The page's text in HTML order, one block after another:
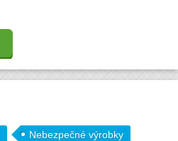
Nebezpečné výrobky